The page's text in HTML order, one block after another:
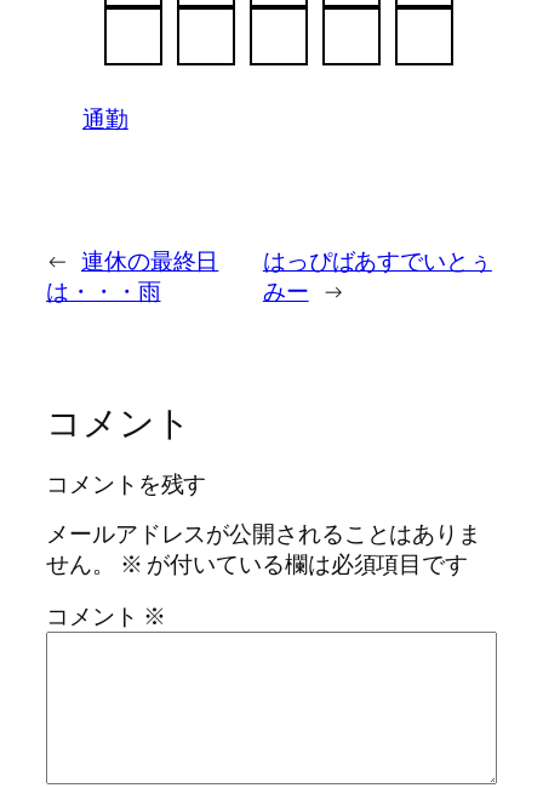
通勤
← 連休の最終日
は・・・雨
はっぴばあすでいとぅ
みー →
コメント
コメントを残す
メールアドレスが公開されることはありま
せん。
※ が付いている欄は必須項目です
コメント ※